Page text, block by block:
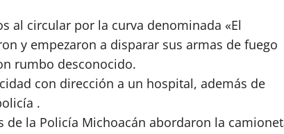
al circular por la curva denominada «El
y empezaron a disparar sus armas de fuego
rumbo desconocido.
con dirección a un hospital, además de
.
la Policía Michoacán abordaron la